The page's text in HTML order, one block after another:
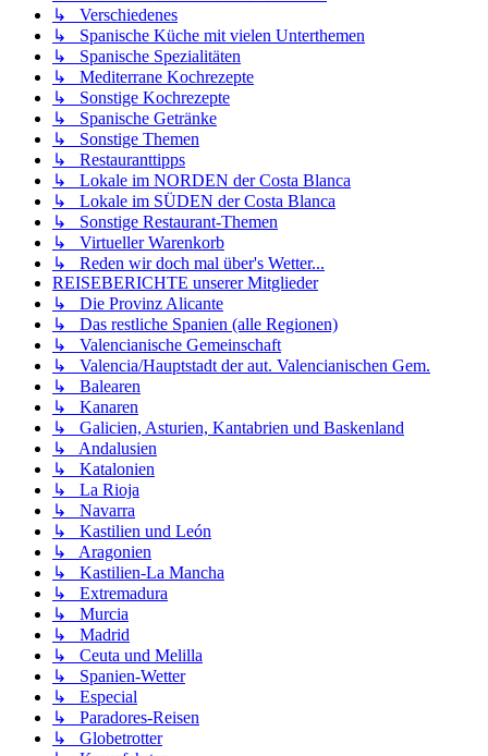
↳ Verschiedenes
↳ Spanische Küche mit vielen Unterthemen
↳ Spanische Spezialitäten
↳ Mediterrane Kochrezepte
↳ Sonstige Kochrezepte
↳ Spanische Getränke
↳ Sonstige Themen
↳ Restauranttipps
↳ Lokale im NORDEN der Costa Blanca
↳ Lokale im SÜDEN der Costa Blanca
↳ Sonstige Restaurant-Themen
↳ Virtueller Warenkorb
↳ Reden wir doch mal über's Wetter...
REISEBERICHTE unserer Mitglieder
↳ Die Provinz Alicante
↳ Das restliche Spanien (alle Regionen)
↳ Valencianische Gemeinschaft
↳ Valencia/Hauptstadt der aut. Valencianischen Gem.
↳ Balearen
↳ Kanaren
↳ Galicien, Asturien, Kantabrien und Baskenland
↳ Andalusien
↳ Katalonien
↳ La Rioja
↳ Navarra
↳ Kastilien und León
↳ Aragonien
↳ Kastilien-La Mancha
↳ Extremadura
↳ Murcia
↳ Madrid
↳ Ceuta und Melilla
↳ Spanien-Wetter
↳ Especial
↳ Paradores-Reisen
↳ Globetrotter